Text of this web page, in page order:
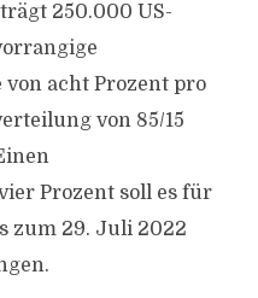
250.000 US-
acht Prozent pro
von 85/15
Prozent soll es für
zum 29. Juli 2022